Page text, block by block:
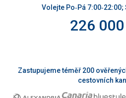
Volejte Po‑Pá 7:00‑22:00;
226
Zastupujeme téměř 200
cestovních